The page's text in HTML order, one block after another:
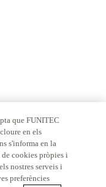
que FUNITEC
en els
s'informa en la
cookies pròpies i
nostres serveis i
preferències